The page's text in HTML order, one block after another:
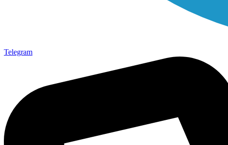
Telegram